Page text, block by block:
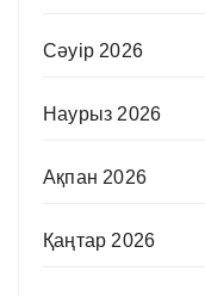
Сәуір 2026
Наурыз 2026
Ақпан 2026
Қаңтар 2026